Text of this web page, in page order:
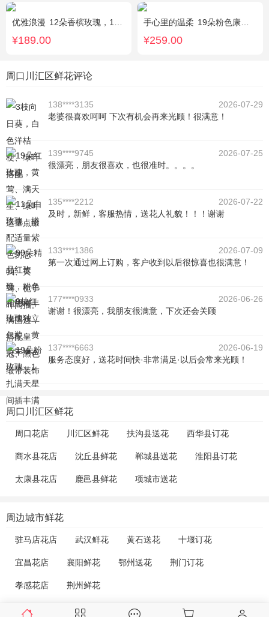
优雅浪漫 12朵香槟玫瑰，1枝多头白百合，黄莺搭配
¥189.00
手心里的温柔 19朵粉色康乃馨，5朵粉玫瑰，绿叶搭配
¥259.00
周口川汇区鲜花评论
138****3135
2026-07-29
老婆很喜欢呵呵 下次有机会再来光顾！很满意！
139****9745
2026-07-25
很漂亮，朋友很喜欢，也很准时。。。。
135****2212
2026-07-22
及时，新鲜，客服热情，送花人礼貌！！！谢谢
133****1386
2026-07-09
第一次通过网上订购，客户收到以后很惊喜也很满意！
177****0933
2026-06-26
谢谢！很漂亮，我朋友很满意，下次还会关顾
137****6663
2026-06-19
服务态度好，送花时间快·非常满足·以后会常来光顾！
周口川汇区鲜花
周口花店 川汇区鲜花 扶沟县送花 西华县订花
商水县花店 沈丘县鲜花 郸城县送花 淮阳县订花
太康县花店 鹿邑县鲜花 项城市送花
周边城市鲜花
驻马店花店 武汉鲜花 黄石送花 十堰订花
宜昌花店 襄阳鲜花 鄂州送花 荆门订花
孝感花店 荆州鲜花